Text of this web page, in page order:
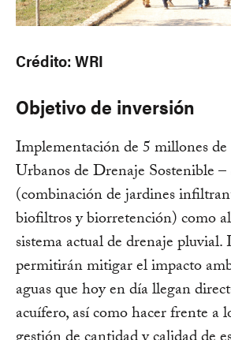
Crédito: WRI
Objetivo de inversión
Implementación de 5 millones de
Urbanos de Drenaje Sostenible
(combinación de jardines
biofiltros y biorretención) como
sistema actual de drenaje
permitirán mitigar el impacto
aguas que hoy en día llegan
acuífero, así como hacer frente a